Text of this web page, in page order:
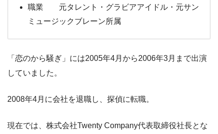
職業 元タレント・グラビアアイドル・元サン
ミュージックブレーン所属
「恋のから騒ぎ」には2005年4月から2006年3月まで出演
していました。
2008年4月に会社を退職し、探偵に転職。
現在では、株式会社Twenty Company代表取締役社長とな